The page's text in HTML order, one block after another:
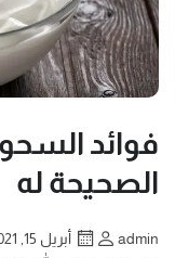
فوائد
الصحيحة له
admin أبريل 15, 2021